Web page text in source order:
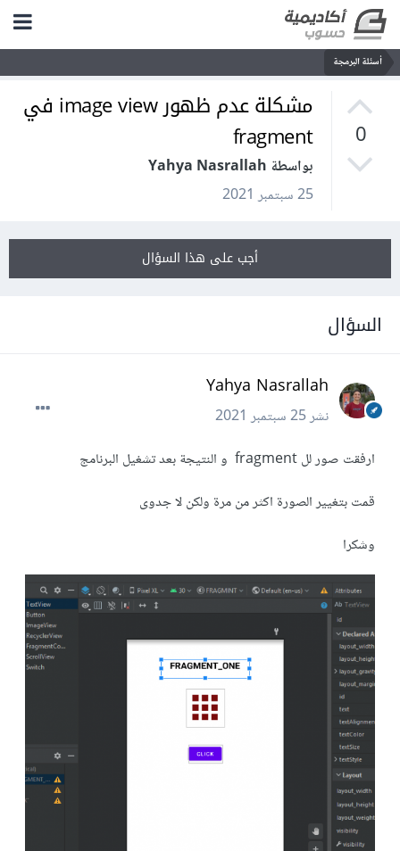
أسئلة البرمجة
0
مشكلة عدم ظهور image view في
fragment
بواسطة Yahya Nasrallah
25 سبتمبر 2021
أجب على هذا السؤال
السؤال
Yahya Nasrallah
نشر25 سبتمبر 2021
ارفقت صور لل fragment و النتيجة بعد تشغيل البرنامج
قمت بتغيير الصورة اكثر من مرة ولكن لا جدوى
وشكرا